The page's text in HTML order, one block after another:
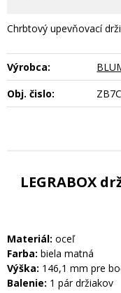
Chrbtový upevňovací
Výrobca:
Obj. čislo:
LEGRABOX
Materiál: oceľ
Farba: biela matná
Výška: 146,1 mm pre
Balenie: 1 pár držiakov